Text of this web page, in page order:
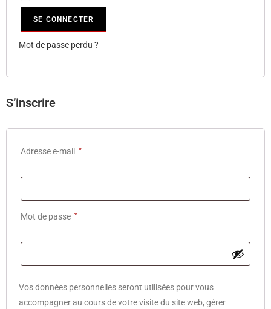
SE CONNECTER
Mot de passe perdu ?
S’inscrire
Adresse e-mail *
Mot de passe *
Vos données personnelles seront utilisées pour vous
accompagner au cours de votre visite du site web, gérer